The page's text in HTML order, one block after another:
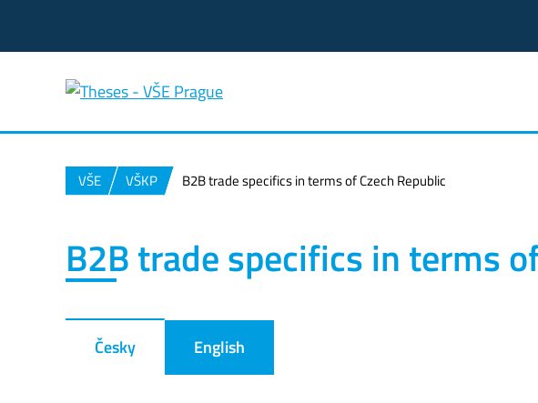
VŠE VŠKP B2B trade specifics in terms of Czech Republic
B2B trade specifics in terms
Česky English